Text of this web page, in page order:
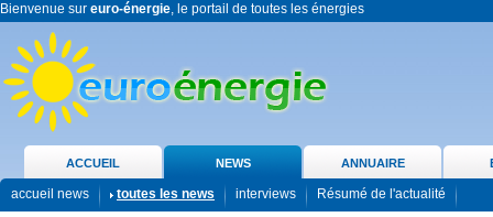
Bienvenue sur euro-énergie, le portail de toutes les énergies
ACCUEIL NEWS ANNUAIRE
accueil news toutes les news interviews Résumé de l'actualité